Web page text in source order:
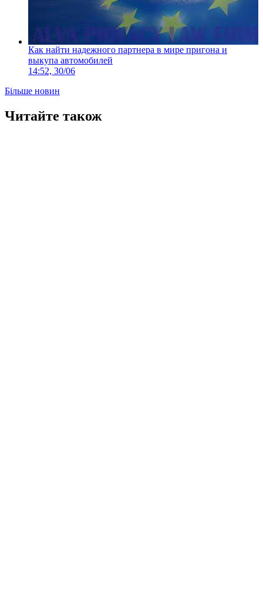
Как найти надежного партнера в мире пригона и
выкупа автомобилей
14:52, 30/06
Більше новин
Читайте також